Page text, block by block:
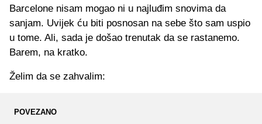
Barcelone nisam mogao ni u najluđim snovima da
sanjam. Uvijek ću biti posnosan na sebe što sam uspio
u tome. Ali, sada je došao trenutak da se rastanemo.
Barem, na kratko.
Želim da se zahvalim:
POVEZANO